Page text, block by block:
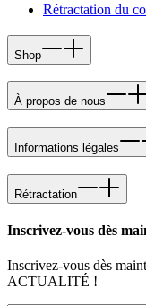
Rétractation du
Shop
À propos de nous
Informations légales
Rétractation
Inscrivez-vous dès
Inscrivez-vous dès
ACTUALITÉ !